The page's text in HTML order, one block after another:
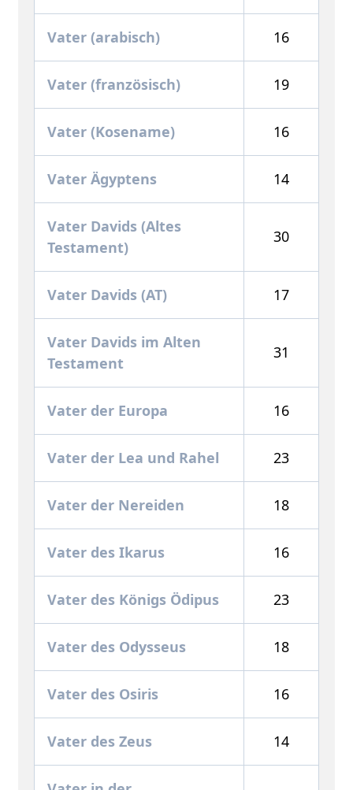
Vater (arabisch) 16
Vater (französisch) 19
Vater (Kosename) 16
Vater Ägyptens 14
Vater Davids (Altes
Testament)
30
Vater Davids (AT) 17
Vater Davids im Alten
Testament
31
Vater der Europa 16
Vater der Lea und Rahel 23
Vater der Nereiden 18
Vater des Ikarus 16
Vater des Königs Ödipus 23
Vater des Odysseus 18
Vater des Osiris 16
Vater des Zeus 14